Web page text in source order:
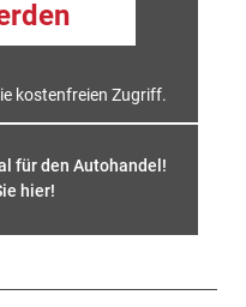
kostenfreien Zugriff.
für den Autohandel!
hier!